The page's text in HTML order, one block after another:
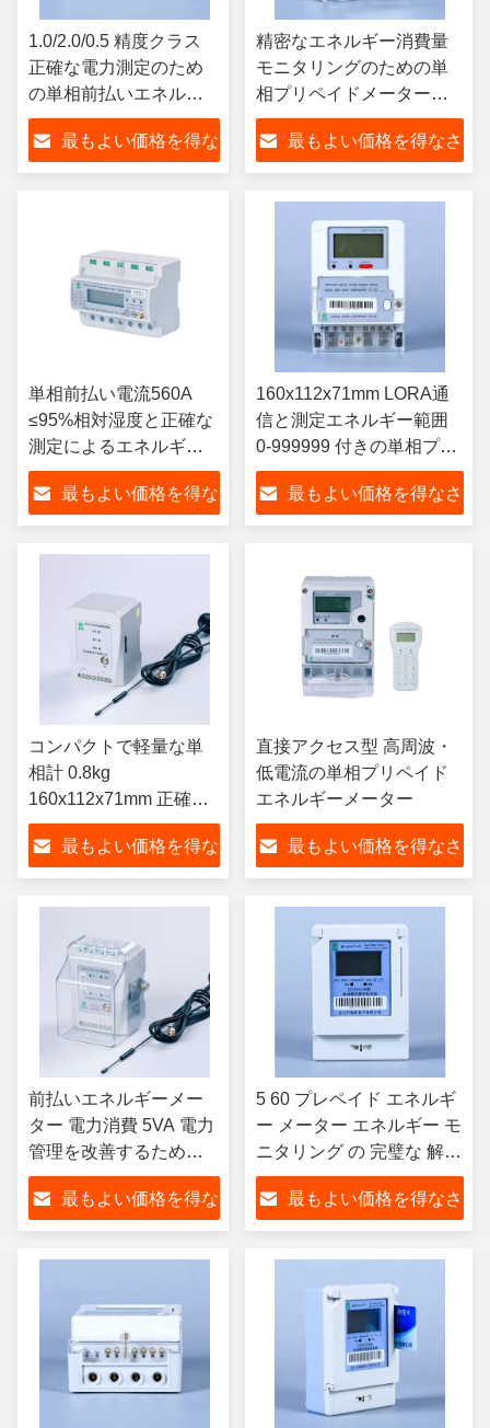
1.0/2.0/0.5 精度クラス
正確な電力測定のため
の単相前払いエネルギ
ーメーター
最もよい価格を得な
精密なエネルギー消費量
モニタリングのための単
相プリペイドメーター
0.8kg
最もよい価格を得なさ
単相前払い電流560A
≤95%相対湿度と正確な
測定によるエネルギー
管理
最もよい価格を得な
160x112x71mm LORA通
信と測定エネルギー範囲
0-999999 付きの単相プリ
ペイドエネルギーメータ
ー
最もよい価格を得なさ
コンパクトで軽量な単
相計 0.8kg
160x112x71mm 正確な
エネルギー測定
最もよい価格を得な
直接アクセス型 高周波・
低電流の単相プリペイド
エネルギーメーター
最もよい価格を得なさ
前払いエネルギーメー
ター 電力消費 5VA 電力
管理を改善するための
電流線 1VA -25C- 55C
最もよい価格を得な
5 60 プレペイド エネルギ
ー メーター エネルギー モ
ニタリング の 完璧な 解決
策
最もよい価格を得なさ